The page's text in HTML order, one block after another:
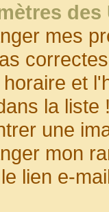
mes
et
la liste
une
mon
lien e-